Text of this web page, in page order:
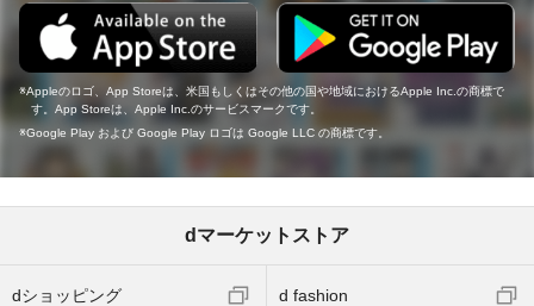
Appleのロゴ、App Storeは、米国もしくはその他の国や地域におけるApple Inc.の商標で
す。App Storeは、Apple Inc.のサービスマークです。
Google Play および Google Play ロゴは Google LLC の商標です。
dマーケットストア
dショッピング d fashion